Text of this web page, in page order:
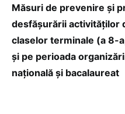
Măsuri de prevenire și
desfășurării activităților
claselor terminale (a 8-
și pe perioada
națională și bacalaureat